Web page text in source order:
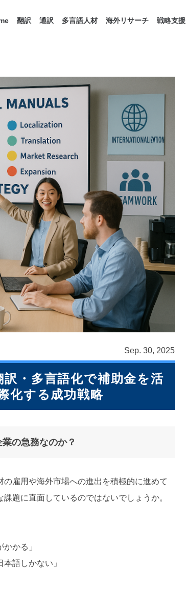
翻訳 通訳 多言語人材 海外リサーチ 戦略支援
Sep. 30, 2025
・多言語化で補助金を活
化する成功戦略
の急務なのか？
雇用や海外市場への進出を積極的に進めて
題に直面しているのではないでしょうか。
かる」
語しかない」